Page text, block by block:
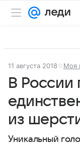
11 августа 2018 Моя
В России
из
Уникальный